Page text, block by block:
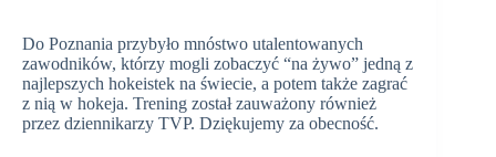
Do Poznania przybyło mnóstwo utalentowanych
zawodników, którzy mogli zobaczyć “na żywo” jedną z
najlepszych hokeistek na świecie, a potem także zagrać
z nią w hokeja. Trening został zauważony również
przez dziennikarzy TVP. Dziękujemy za obecność.